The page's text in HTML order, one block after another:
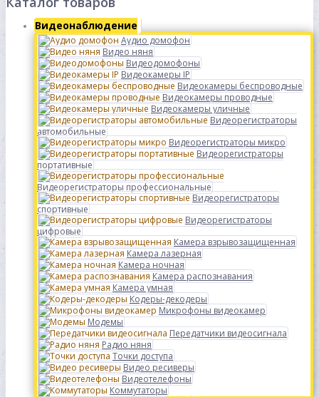
Видеонаблюдение
Аудио домофон
Видео няня
Видеодомофоны
Видеокамеры IP
Видеокамеры беспроводные
Видеокамеры проводные
Видеокамеры уличные
Видеорегистраторы
автомобильные
Видеорегистраторы микро
Видеорегистраторы
портативные
Видеорегистраторы профессиональные
Видеорегистраторы
спортивные
Видеорегистраторы
цифровые
Камера взрывозащищенная
Камера лазерная
Камера ночная
Камера распознавания
Камера умная
Кодеры-декодеры
Микрофоны видеокамер
Модемы
Передатчики видеосигнала
Радио няня
Точки доступа
Видео ресиверы
Видеотелефоны
Коммутаторы